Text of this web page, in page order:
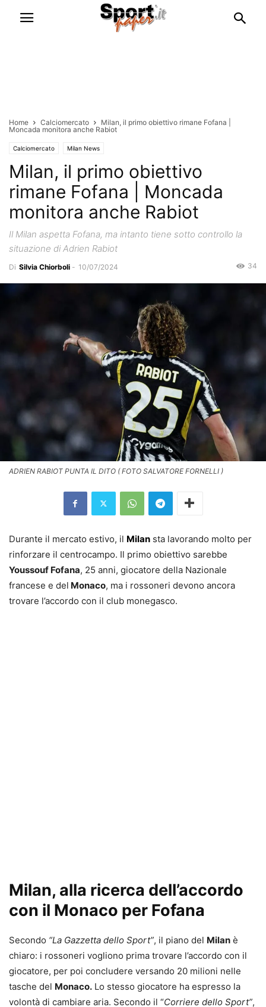
Home Calciomercato
Milan, il primo obiettivo rimane Fofana |
Moncada monitora anche Rabiot
Calciomercato Milan News
Milan, il primo obiettivo
rimane Fofana | Moncada
monitora anche Rabiot
Il Milan aspetta Fofana, ma intanto tiene sotto controllo la
situazione di Adrien Rabiot
Di Silvia Chiorboli - 10/07/2024 34
ADRIEN RABIOT PUNTA IL DITO ( FOTO SALVATORE FORNELLI )
Durante il mercato estivo, il Milan sta lavorando molto per
rinforzare il centrocampo. Il primo obiettivo sarebbe
Youssouf Fofana, 25 anni, giocatore della Nazionale
francese e del Monaco, ma i rossoneri devono ancora
trovare l’accordo con il club monegasco.
Milan, alla ricerca dell’accordo
con il Monaco per Fofana
Secondo “La Gazzetta dello Sport”, il piano del Milan è
chiaro: i rossoneri vogliono prima trovare l’accordo con il
giocatore, per poi concludere versando 20 milioni nelle
tasche del Monaco. Lo stesso giocatore ha espresso la
volontà di cambiare aria. Secondo il “Corriere dello Sport”,